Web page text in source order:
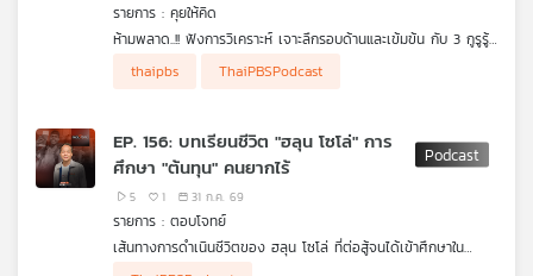
รายการ : คุยให้คิด
ห้ามพลาด..!! ฟังการวิเคราะห์ เจาะลึกรอบด้านและเข้มข้น กับ 3 กูรูรู้
ข่าวร้อน
อายุน้อย
• อนุทินโพสต์ภาพ "2 น. 1 พ." สยบข่าวรอยร้าวพรรคภูมิใจไทย
• "เงินนอกงบประมาณ" ของหน่วยงานต่าง ๆ มีอยู่เท่าไร ?
• "รองนายกฯ ปกรณ์" เตรียมพร้อมลดขนาดข้าราชการส่วนภูมิภาค
• Landbridge ทำไมไม่ได้ไปต่อ ?
• รัฐบาลภูมิใจไทย ขาดคนที่จะอธิบายเรื่องให้เข้าใจง่าย !
• "กมธ. พิจารณางบประมาณ" มีอำนาจมากน้อยแค่ไหน ?
thaipbs ThaiPBSPodcast
EP. 156: บทเรียนชีวิต "ฮลุน โซโล่" การ
ศึกษา "ต้นทุน" คนยากไร้
5 1 31 ก.ค. 69
รายการ : ตอบโจทย์
เส้นทางการดำเนินชีวิตของ ฮลุน โซโล่ ที่ต่อสู้จนได้เข้าศึกษาใน